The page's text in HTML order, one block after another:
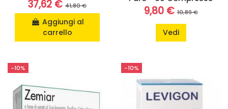
37,62 € 41,80 €
Aggiungi al
carrello
9,80 €10,89 €
Vedi
-10% -10%